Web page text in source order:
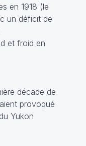
en 1918 (le
un déficit de
décade de
provoqué
Yukon